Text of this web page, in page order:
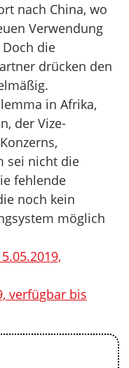
nach China, wo
Verwendung
die
drücken den
in Afrika,
der Vize-
sei nicht die
fehlende
noch kein
möglich
verfügbar bis